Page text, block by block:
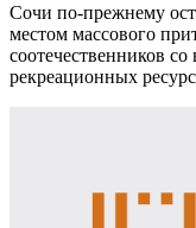
Сочи по-прежнему
местом массового
соотечественников
рекреационных